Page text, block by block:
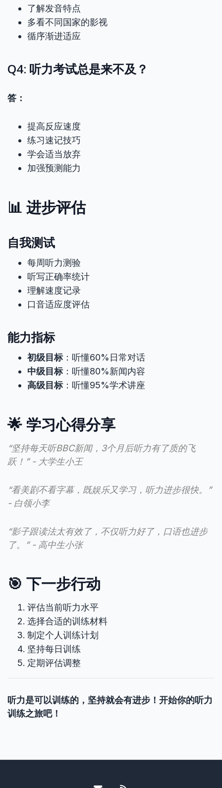
了解发音特点
多看不同国家的影视
循序渐进适应
Q4: 听力考试总是来不及？
答：
提高反应速度
练习速记技巧
学会适当放弃
加强预测能力
📊 进步评估
自我测试
每周听力测验
听写正确率统计
理解速度记录
口音适应度评估
能力指标
初级目标：听懂60%日常对话
中级目标：听懂80%新闻内容
高级目标：听懂95%学术讲座
🌟 学习心得分享
“坚持每天听BBC新闻，3个月后听力有了质的飞
跃！” - 大学生小王
“看美剧不看字幕，既娱乐又学习，听力进步很快。”
- 白领小李
“影子跟读法太有效了，不仅听力好了，口语也进步
了。” - 高中生小张
🎯 下一步行动
评估当前听力水平
选择合适的训练材料
制定个人训练计划
坚持每日训练
定期评估调整
听力是可以训练的，坚持就会有进步！开始你的听力
训练之旅吧！
Email me